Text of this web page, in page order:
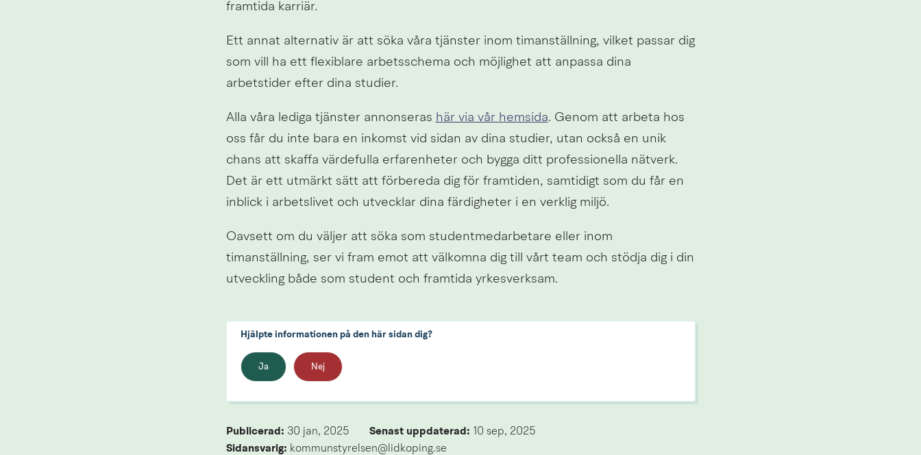
framtida karriär.
Ett annat alternativ är att söka våra tjänster inom timanställning, vilket passar dig
som vill ha ett flexiblare arbetsschema och möjlighet att anpassa dina
arbetstider efter dina studier.
Alla våra lediga tjänster annonseras här via vår hemsida. Genom att arbeta hos
oss får du inte bara en inkomst vid sidan av dina studier, utan också en unik
chans att skaffa värdefulla erfarenheter och bygga ditt professionella nätverk.
Det är ett utmärkt sätt att förbereda dig för framtiden, samtidigt som du får en
inblick i arbetslivet och utvecklar dina färdigheter i en verklig miljö.
Oavsett om du väljer att söka som studentmedarbetare eller inom
timanställning, ser vi fram emot att välkomna dig till vårt team och stödja dig i din
utveckling både som student och framtida yrkesverksam.
Hjälpte informationen på den här sidan dig?
Ja Nej
Publicerad: 30 jan, 2025 Senast uppdaterad:
10 sep, 2025
Sidansvarig: kommunstyrelsen@lidkoping.se